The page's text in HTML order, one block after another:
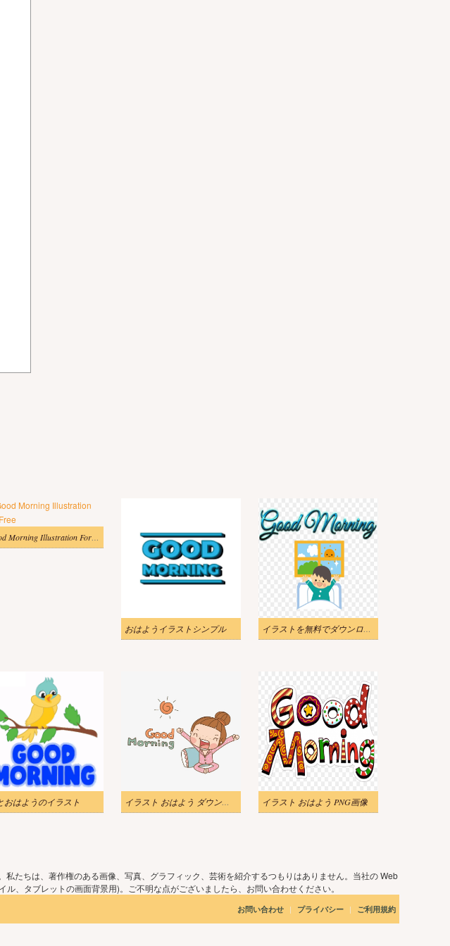
Good Morning Illustration For Free
おはようイラストシンプル イラストを無料でダウンロード おはようございます 2
おはようのイラスト イラスト おはよう ダウンロード 2 イラスト おはよう PNG画像
たちは、著作権のある画像、写真、グラフィック、芸術を紹介するつもりはありません。当社の Web
、タブレットの画面背景用)。ご不明な点がございましたら、お問い合わせください。
お問い合わせ | プライバシー | ご利用規約